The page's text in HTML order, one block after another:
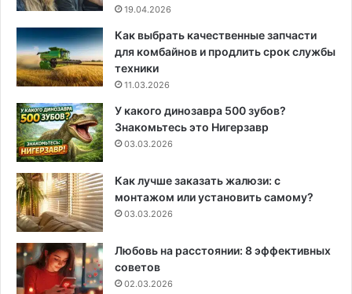
19.04.2026
Как выбрать качественные запчасти
для комбайнов и продлить срок службы
техники
11.03.2026
У какого динозавра 500 зубов?
Знакомьтесь это Нигерзавр
03.03.2026
Как лучше заказать жалюзи: с
монтажом или установить самому?
03.03.2026
Любовь на расстоянии: 8 эффективных
советов
02.03.2026